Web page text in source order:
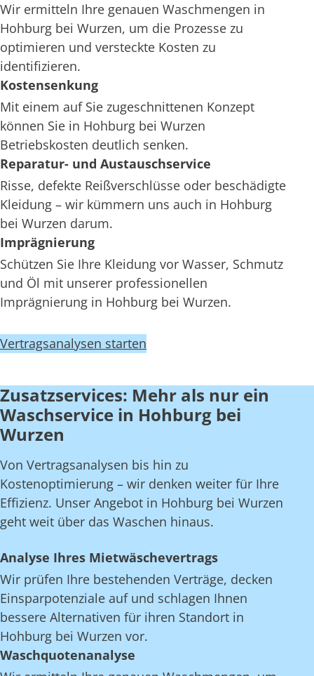
Wir ermitteln Ihre genauen Waschmengen in
Hohburg bei Wurzen, um die Prozesse zu
optimieren und versteckte Kosten zu
identifizieren.
Kostensenkung
Mit einem auf Sie zugeschnittenen Konzept
können Sie in Hohburg bei Wurzen
Betriebskosten deutlich senken.
Reparatur- und Austauschservice
Risse, defekte Reißverschlüsse oder beschädigte
Kleidung – wir kümmern uns auch in Hohburg
bei Wurzen darum.
Imprägnierung
Schützen Sie Ihre Kleidung vor Wasser, Schmutz
und Öl mit unserer professionellen
Imprägnierung in Hohburg bei Wurzen.
Vertragsanalysen starten
Zusatzservices: Mehr als nur ein
Waschservice in Hohburg bei
Wurzen
Von Vertragsanalysen bis hin zu
Kostenoptimierung – wir denken weiter für Ihre
Effizienz. Unser Angebot in Hohburg bei Wurzen
geht weit über das Waschen hinaus.
Analyse Ihres Mietwäschevertrags
Wir prüfen Ihre bestehenden Verträge, decken
Einsparpotenziale auf und schlagen Ihnen
bessere Alternativen für ihren Standort in
Hohburg bei Wurzen vor.
Waschquotenanalyse